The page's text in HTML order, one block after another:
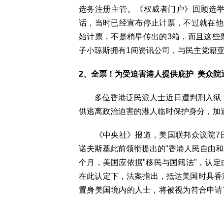
选务注册主管。《权威者门户》回顾选
话，当时已经宣布停止计票，不过就在
始计票，不是稍早传出的3箱，而且这
子小琼斯拥有1间资讯公司，与民主党籍
2、全票！为受迫害港人提供庇护 美众院
多位香港泛民派人士近日遭判刑入狱
供逃离政治迫害的港人临时保护身分，加
《中央社》报道，美国联邦众议院7
诺夫斯基此前领衔提出的"香港人民自由
个月，美国应依据"移民与国籍法"，认定
在此认定下，法案指出，抵达美国时具
置身美国境内的人士，将被视为符合申